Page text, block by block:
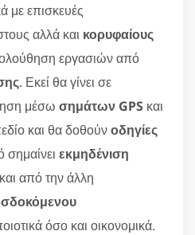
με επισκευές
αλλά και κορυφαίους
εργασιών από
. Εκεί θα γίνει σε
μέσω σημάτων GPS και
και θα δοθούνοδηγίες
σημαίνει εκμηδένιση
από την άλλη
όσο και οικονομικά.